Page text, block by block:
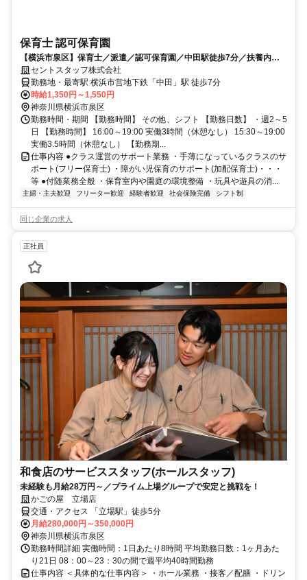
保育士 認可保育園
【横浜市泉区】保育士／派遣／認可保育園／中田駅徒歩7分／扶養内勤
務／派遣勤務実績有り
セントスタッフ株式会社
勤務地・最寄駅 横浜市営地下鉄「中田」駅 徒歩7分
時給1,350円～1,550円
神奈川県横浜市泉区
勤務時間・期間 【勤務時間】 その他、シフト 【勤務日数】 ・週2～5
日 【勤務時間】 16:00～19:00 実働3時間（休憩なし） 15:30～19:00
実働3.5時間（休憩なし） 【勤務期...
仕事内容 ●クラス運営のサポート業務 ・手薄になっているクラスのサ
ポート(フリー保育士) ・障がい児保育のサポート(加配保育士)・・・
等 ●付随業務全般 ・保育室内や園庭の環境整備 ・玩具や遊具の消...
主婦・主夫歓迎 フリーター歓迎 経験者歓迎 社会保険完備 シフト制
同じ企業の求人
正社員
和食店のサービススタッフ(ホールスタッフ)
未経験も月給28万円～／プライム上場グループで安定と挑戦を！
かごの屋 立場店
交通・アクセス 「立場駅」徒歩5分
月給280,000円～350,000円
神奈川県横浜市泉区
勤務時間詳細 実働時間：1日あたり8時間 平均勤務日数：1ヶ月あた
り21日 08：00～23：30の間で週平均40時間勤務
仕事内容 ＜具体的な仕事内容＞ ・ホール業務 ・接客／配膳 ・ドリン